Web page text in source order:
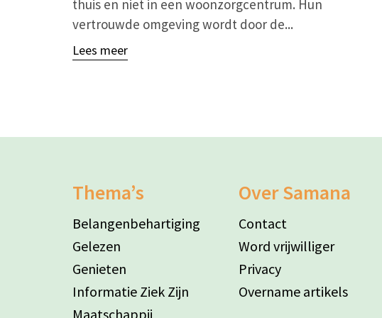
thuis en niet in een woonzorgcentrum. Hun
vertrouwde omgeving wordt door de...
Lees meer
Thema’s
Belangenbehartiging
Gelezen
Genieten
Informatie Ziek Zijn
Maatschappij
Over Samana
Contact
Word vrijwilliger
Privacy
Overname artikels